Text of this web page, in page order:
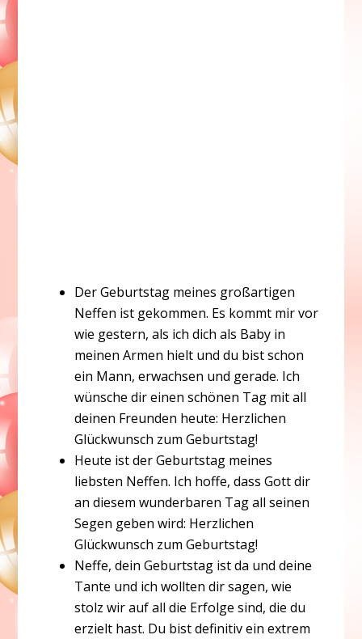
Der Geburtstag meines großartigen
Neffen ist gekommen. Es kommt mir vor
wie gestern, als ich dich als Baby in
meinen Armen hielt und du bist schon
ein Mann, erwachsen und gerade. Ich
wünsche dir einen schönen Tag mit all
deinen Freunden heute: Herzlichen
Glückwunsch zum Geburtstag!
Heute ist der Geburtstag meines
liebsten Neffen. Ich hoffe, dass Gott dir
an diesem wunderbaren Tag all seinen
Segen geben wird: Herzlichen
Glückwunsch zum Geburtstag!
Neffe, dein Geburtstag ist da und deine
Tante und ich wollten dir sagen, wie
stolz wir auf all die Erfolge sind, die du
erzielt hast. Du bist definitiv ein extrem